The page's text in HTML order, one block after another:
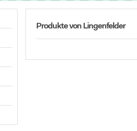
Produkte von Lingenfelder